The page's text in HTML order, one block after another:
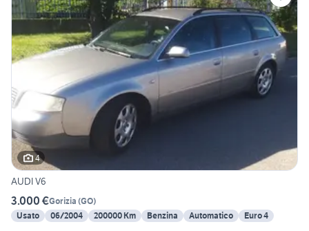
4
AUDI V6
3.000 €Gorizia (GO)
Usato
06/2004 200000 Km Benzina Automatico Euro 4